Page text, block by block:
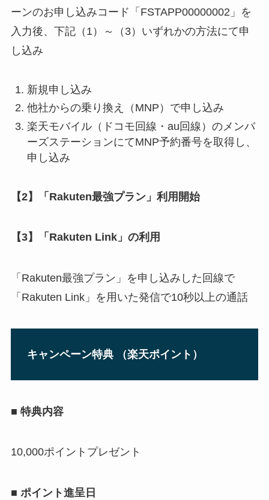
ーンのお申し込みコード「FSTAPP00000002」を
入力後、下記（1）～（3）いずれかの方法にて申
し込み
新規申し込み
他社からの乗り換え（MNP）で申し込み
楽天モバイル（ドコモ回線・au回線）のメンバ
ーズステーションにてMNP予約番号を取得し、
申し込み
【2】「Rakuten最強プラン」利用開始
【3】「Rakuten Link」の利用
「Rakuten最強プラン」を申し込みした回線で
「Rakuten Link」を用いた発信で10秒以上の通話
キャンペーン特典 （楽天ポイント）
■ 特典内容
10,000ポイントプレゼント
■ ポイント進呈日